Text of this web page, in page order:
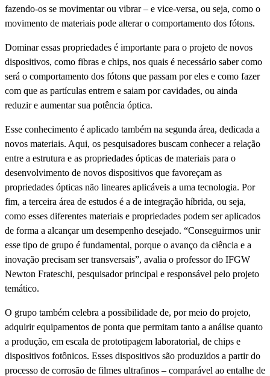
fazendo-os se movimentar ou vibrar – e vice-versa, ou seja, como o
movimento de materiais pode alterar o comportamento dos fótons.
Dominar essas propriedades é importante para o projeto de novos
dispositivos, como fibras e chips, nos quais é necessário saber como
será o comportamento dos fótons que passam por eles e como fazer
com que as partículas entrem e saiam por cavidades, ou ainda
reduzir e aumentar sua potência óptica.
Esse conhecimento é aplicado também na segunda área, dedicada a
novos materiais. Aqui, os pesquisadores buscam conhecer a relação
entre a estrutura e as propriedades ópticas de materiais para o
desenvolvimento de novos dispositivos que favoreçam as
propriedades ópticas não lineares aplicáveis a uma tecnologia. Por
fim, a terceira área de estudos é a de integração híbrida, ou seja,
como esses diferentes materiais e propriedades podem ser aplicados
de forma a alcançar um desempenho desejado. “Conseguirmos unir
esse tipo de grupo é fundamental, porque o avanço da ciência e a
inovação precisam ser transversais”, avalia o professor do IFGW
Newton Frateschi, pesquisador principal e responsável pelo projeto
temático.
O grupo também celebra a possibilidade de, por meio do projeto,
adquirir equipamentos de ponta que permitam tanto a análise quanto
a produção, em escala de prototipagem laboratorial, de chips e
dispositivos fotônicos. Esses dispositivos são produzidos a partir do
processo de corrosão de filmes ultrafinos – comparável ao entalhe de